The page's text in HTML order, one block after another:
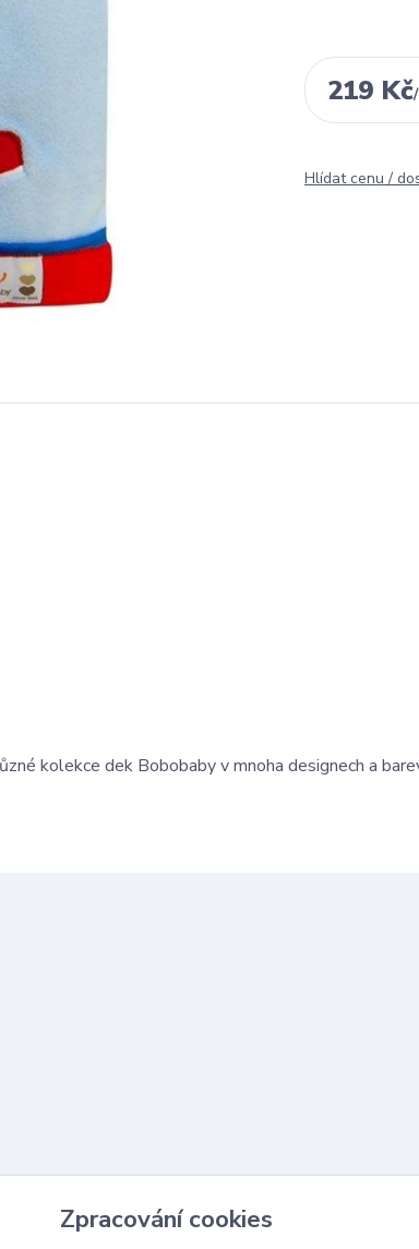
219 Kč/
Hlídat cenu /
kolekce dek Bobobaby v mnoha designech a
Zpracování cookies